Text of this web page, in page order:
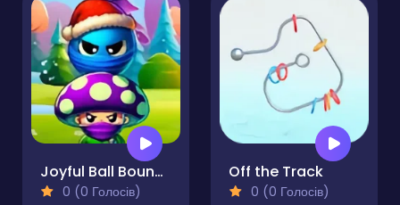
Joyful Ball Bounce Mushroom Magic Adventure
0 (0 Голосів)
Off the Track
0 (0 Голосів)